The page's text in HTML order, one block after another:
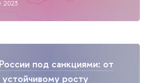
2023
под санкциями: от
устойчивому росту